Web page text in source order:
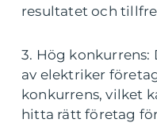
resultatet och
3. Hög
av elektriker
konkurrens, vilket
hitta rätt företag